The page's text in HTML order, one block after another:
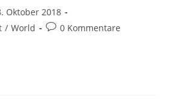
Oktober 2018
/ World 0 Kommentare